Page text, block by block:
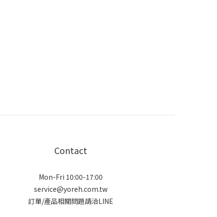
Contact
Mon-Fri 10:00-17:00
service@yoreh.com.tw
訂單/產品相關問題請洽LINE